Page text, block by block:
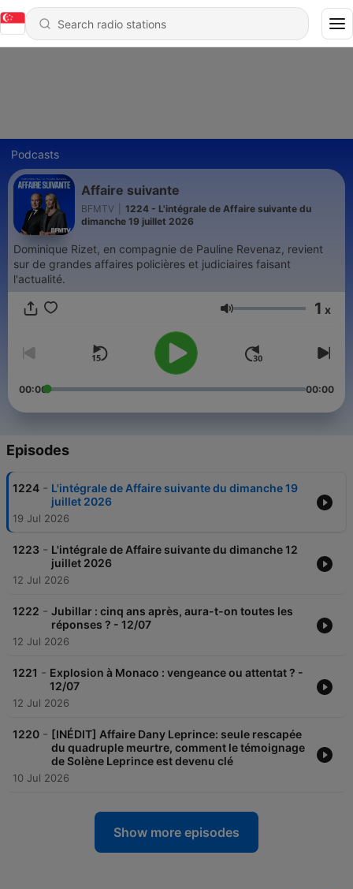
Podcasts
Affaire suivante
BFMTV
1224 - L'intégrale de Affaire suivante du
dimanche 19 juillet 2026
Dominique Rizet, en compagnie de Pauline Revenaz, revient
sur de grandes affaires policières et judiciaires faisant
l'actualité.
Volume 1 x
00:00 00:00
Episodes
1224 - L'intégrale de Affaire suivante du dimanche 19
juillet 2026
19 Jul 2026
1223 - L'intégrale de Affaire suivante du dimanche 12
juillet 2026
12 Jul 2026
1222 - Jubillar : cinq ans après, aura-t-on toutes les
réponses ? - 12/07
12 Jul 2026
1221 - Explosion à Monaco : vengeance ou attentat ? -
12/07
12 Jul 2026
1220 - [INÉDIT] Affaire Dany Leprince: seule rescapée
du quadruple meurtre, comment le témoignage
de Solène Leprince est devenu clé
10 Jul 2026
Show more episodes